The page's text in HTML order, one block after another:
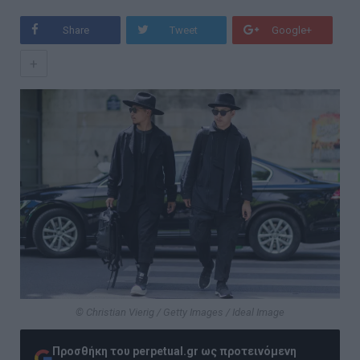
Share Tweet Google+
© Christian Vierig / Getty Images / Ideal Image
Προσθήκη του perpetual.gr ως προτεινόμενη